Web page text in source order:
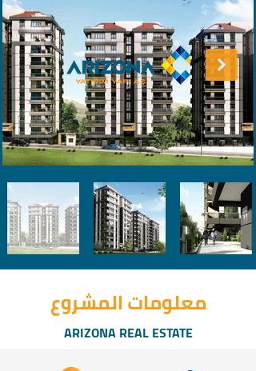
معلومات المشروع
ARIZONA REAL ESTATE